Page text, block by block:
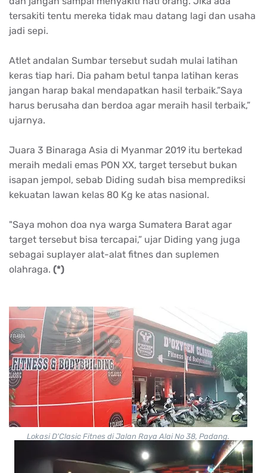
tersakiti tentu mereka tidak mau datang lagi dan usaha
jadi sepi.
Atlet andalan Sumbar tersebut sudah mulai latihan
keras tiap hari. Dia paham betul tanpa latihan keras
jangan harap bakal mendapatkan hasil terbaik.”Saya
harus berusaha dan berdoa agar meraih hasil terbaik,”
ujarnya.
Juara 3 Binaraga Asia di Myanmar 2019 itu bertekad
meraih medali emas PON XX, target tersebut bukan
isapan jempol, sebab Diding sudah bisa memprediksi
kekuatan lawan kelas 80 Kg ke atas nasional.
"Saya mohon doa nya warga Sumatera Barat agar
target tersebut bisa tercapai,” ujar Diding yang juga
sebagai suplayer alat-alat fitnes dan suplemen
olahraga. (*)
Lokasi D'Clasic Fitnes di Jalan Raya Alai No 38, Padang.